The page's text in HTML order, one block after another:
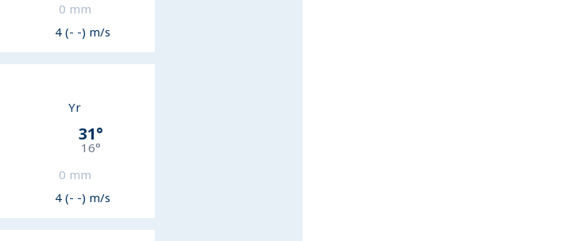
0 mm
4 (- -) m/s
Yr
31°
16°
0 mm
4 (- -) m/s